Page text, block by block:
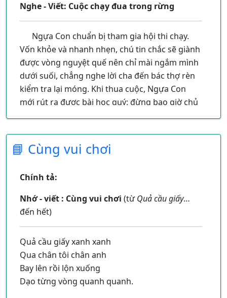
Nghe - Viết: Cuộc chạy đua trong rừng
Ngựa Con chuẩn bị tham gia hội thi chạy.
Vốn khỏe và nhanh nhẹn, chú tin chắc sẽ giành
được vòng nguyệt quế nên chỉ mài ngắm mình
dưới suối, chẳng nghe lời cha đến bác thợ rèn
kiểm tra lại móng. Khi thua cuộc, Ngựa Con
mới rút ra được bài học quý: đừng bao giờ chủ
📘 Cùng vui chơi
Chính tả:
Nhớ - viết : Cùng vui chơi (từQuả cầu giấy…
đến hết)
Quả cầu giấy xanh xanh
Qua chân tôi chân anh
Bay lên rồi lộn xuống
Dạo từng vòng quanh quanh.